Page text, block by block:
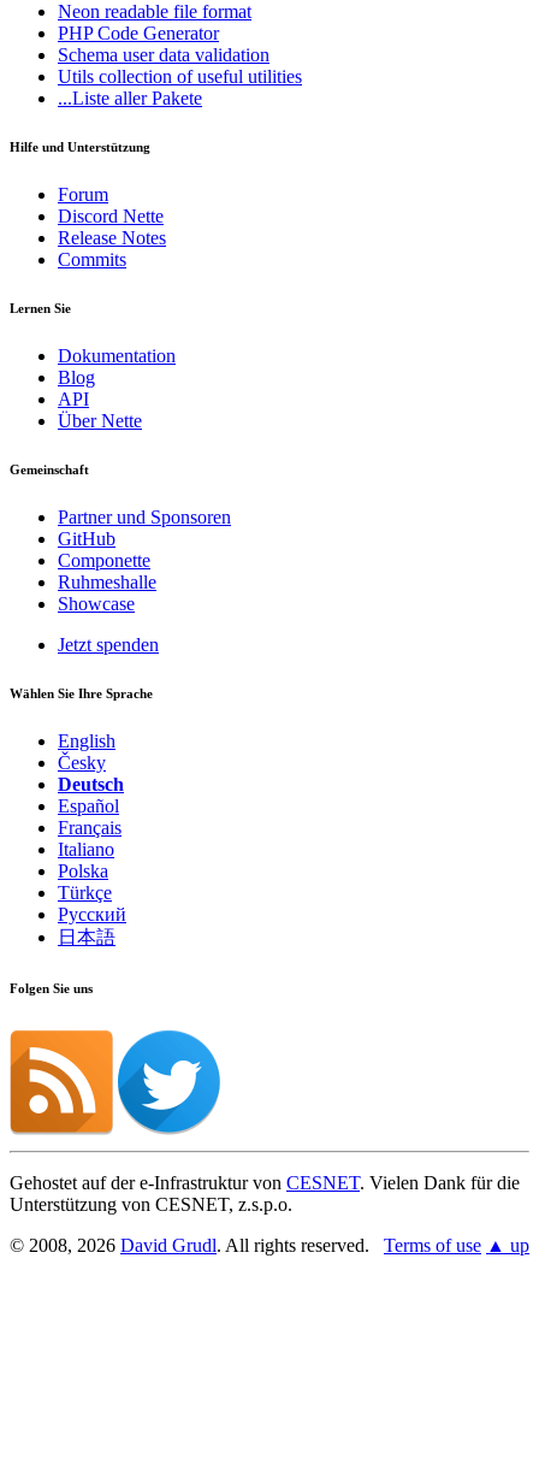
Neon readable file format
PHP Code Generator
Schema user data validation
Utils collection of useful utilities
...Liste aller Pakete
Hilfe und Unterstützung
Forum
Discord Nette
Release Notes
Commits
Lernen Sie
Dokumentation
Blog
API
Über Nette
Gemeinschaft
Partner und Sponsoren
GitHub
Componette
Ruhmeshalle
Showcase
Jetzt spenden
Wählen Sie Ihre Sprache
English
Česky
Deutsch
Español
Français
Italiano
Polska
Türkçe
Русский
日本語
Folgen Sie uns
Gehostet auf der e-Infrastruktur von CESNET. Vielen Dank für die
Unterstützung von CESNET, z.s.p.o.
© 2008, 2026 David Grudl. All rights reserved. Terms of use ▲ up